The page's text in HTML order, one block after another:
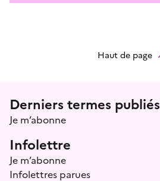
Haut de page
Menu prefooter
Derniers termes publiés
Je m’abonne
Infolettre
Je m’abonne
Infolettres parues